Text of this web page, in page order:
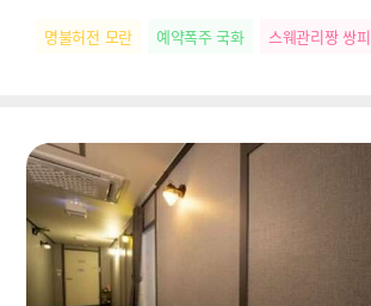
명불허전 모란 예약폭주 국화 스웨관리짱 쌍피